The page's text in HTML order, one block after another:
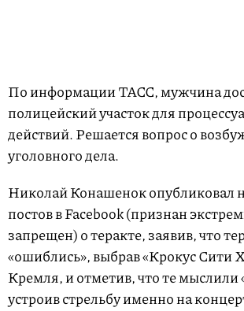
По информации ТАСС, мужчина
полицейский участок для
действий. Решается вопрос о
уголовного дела.
Николай Конашенок опубликовал
постов в Facebook (признан
запрещен) о теракте, заявив, что
«ошиблись», выбрав «Крокус Сити
Кремля, и отметив, что те мыслили
устроив стрельбу именно на